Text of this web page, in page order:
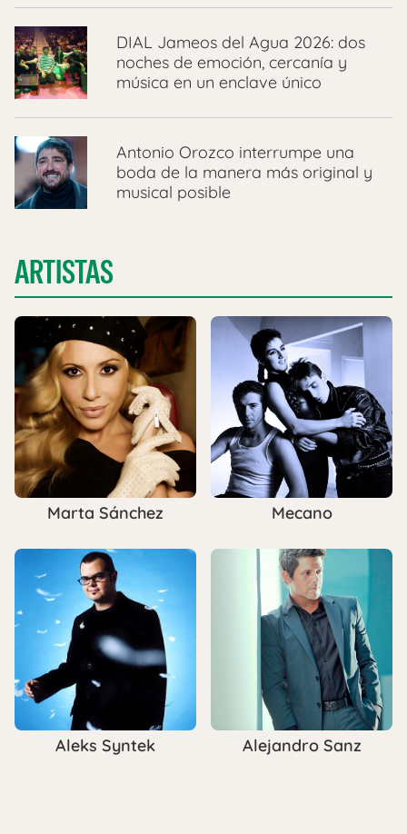
DIAL Jameos del Agua 2026: dos
noches de emoción, cercanía y
música en un enclave único
Antonio Orozco interrumpe una
boda de la manera más original y
musical posible
ARTISTAS
Marta Sánchez Mecano
Aleks Syntek Alejandro Sanz